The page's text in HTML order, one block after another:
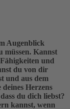
Augenblick
müssen. Kannst
und
du von dir
und aus dem
Herzens
du dich liebst?
kannst, wenn